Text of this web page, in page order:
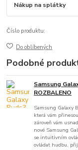
Nákup na splátky
Číslo produktu:
Do oblíbených
Podobné
Samsung
ROZBALENO
Samsung Galaxy
která vám
zároveň vám
nové Samsung
se intuitivním
ovládat hudbu,